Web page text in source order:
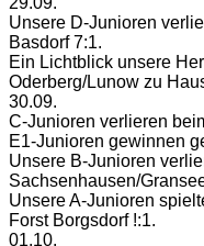
Unsere D-Junioren
Basdorf 7:1.
Ein Lichtblick unsere
Oderberg/Lunow zu
30.09.
C-Junioren verlieren
E1-Junioren gewinnen
Unsere B-Junioren
Sachsenhausen/
Unsere A-Junioren
Forst Borgsdorf !:1.
01.10.